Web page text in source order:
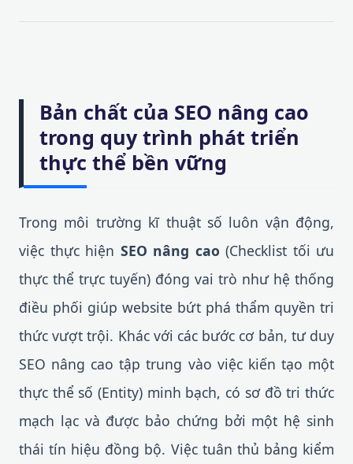
Bản chất của SEO nâng cao
trong quy trình phát triển
thực thể bền vững
Trong môi trường kĩ thuật số luôn vận động,
việc thực hiện SEO nâng cao (Checklist tối ưu
thực thể trực tuyến) đóng vai trò như hệ thống
điều phối giúp website bứt phá thẩm quyền tri
thức vượt trội. Khác với các bước cơ bản, tư duy
SEO nâng cao tập trung vào việc kiến tạo một
thực thể số (Entity) minh bạch, có sơ đồ tri thức
mạch lạc và được bảo chứng bởi một hệ sinh
thái tín hiệu đồng bộ. Việc tuân thủ bảng kiểm